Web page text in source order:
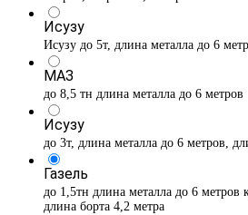
Исузу
Исузу до 5т, длина металла до 6
МАЗ
до 8,5 тн длина металла до 6 метров
Исузу
до 3т, длина металла до 6 метров,
Газель
до 1,5тн длина металла до 6 метров
длина борта 4,2 метра